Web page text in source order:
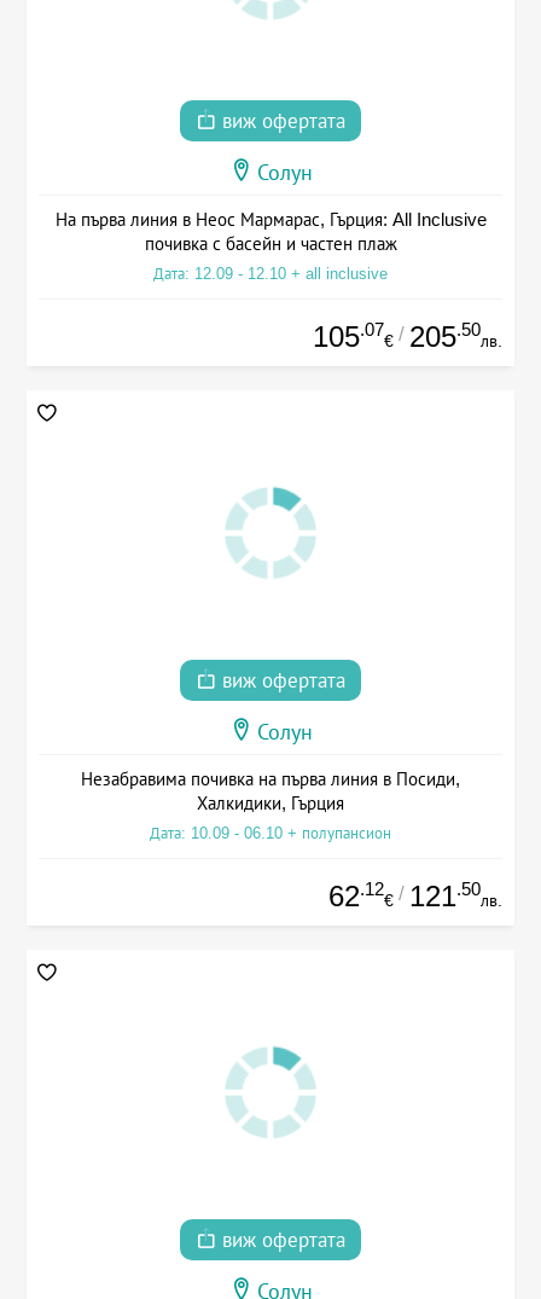
виж офертата
Солун
На първа линия в Неос Мармарас, Гърция: All Inclusive
почивка с басейн и частен плаж
Дата: 12.09 - 12.10 + all inclusive
105.07
€ / 205.50
лв.
виж офертата
Солун
Незабравима почивка на първа линия в Посиди,
Халкидики, Гърция
Дата: 10.09 - 06.10 + полупансион
62.12
€ / 121.50
лв.
виж офертата
Солун